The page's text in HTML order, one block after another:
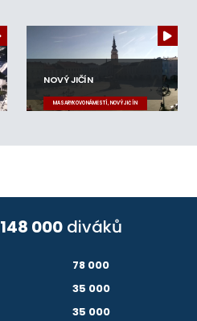
NOVÝ JIČÍN
MASARYKOVO NÁMĚSTÍ, NOVÝ JIČÍN
148 000 diváků
78 000
35 000
35 000